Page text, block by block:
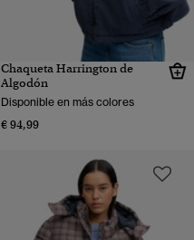
Chaqueta Harrington de
Algodón
Disponible en más colores
€ 94,99